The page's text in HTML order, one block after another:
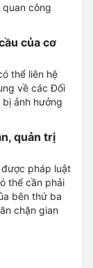
công
của cơ
thể liên hệ
về các Đối
ảnh hưởng
quản trị
pháp luật
thể cần phải
bên thứ ba
chặn gian